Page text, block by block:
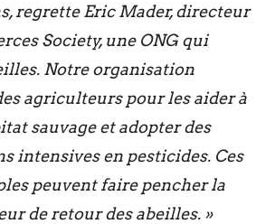
regrette Eric Mader, directeur
Society, une ONG qui
Notre organisation
agriculteurs pour les aider à
sauvage et adopter des
intensives en pesticides. Ces
peuvent faire pencher la
de retour des abeilles. »